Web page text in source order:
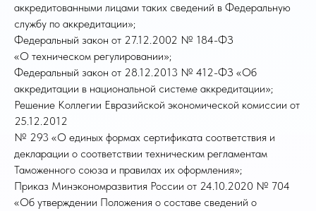
аккредитованными лицами таких сведений в Федеральную
службу по аккредитации»;
Федеральный закон от 27.12.2002 № 184-ФЗ
«О техническом регулировании»;
Федеральный закон от 28.12.2013 № 412-ФЗ «Об
аккредитации в национальной системе аккредитации»;
Решение Коллегии Евразийской экономической комиссии от
25.12.2012
№ 293 «О единых формах сертификата соответствия и
декларации о соответствии техническим регламентам
Таможенного союза и правилах их оформления»;
Приказ Минэкономразвития России от 24.10.2020 № 704
«Об утверждении Положения о составе сведений о